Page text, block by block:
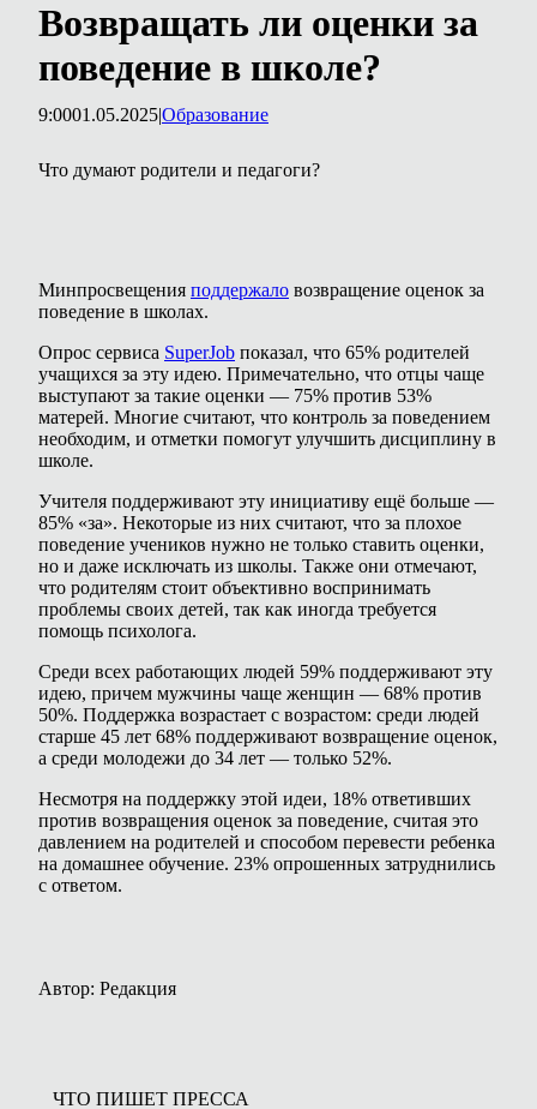
Возвращать ли оценки за
поведение в школе?
9:0001.05.2025|Образование
Что думают родители и педагоги?
Минпросвещения поддержало возвращение оценок за
поведение в школах.
Опрос сервиса SuperJob показал, что 65% родителей
учащихся за эту идею. Примечательно, что отцы чаще
выступают за такие оценки — 75% против 53%
матерей. Многие считают, что контроль за поведением
необходим, и отметки помогут улучшить дисциплину в
школе.
Учителя поддерживают эту инициативу ещё больше —
85% «за». Некоторые из них считают, что за плохое
поведение учеников нужно не только ставить оценки,
но и даже исключать из школы. Также они отмечают,
что родителям стоит объективно воспринимать
проблемы своих детей, так как иногда требуется
помощь психолога.
Среди всех работающих людей 59% поддерживают эту
идею, причем мужчины чаще женщин — 68% против
50%. Поддержка возрастает с возрастом: среди людей
старше 45 лет 68% поддерживают возвращение оценок,
а среди молодежи до 34 лет — только 52%.
Несмотря на поддержку этой идеи, 18% ответивших
против возвращения оценок за поведение, считая это
давлением на родителей и способом перевести ребенка
на домашнее обучение. 23% опрошенных затруднились
с ответом.
Автор: Редакция
ЧТО ПИШЕТ ПРЕССА